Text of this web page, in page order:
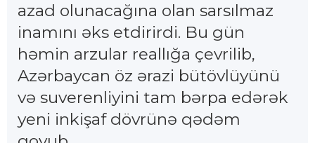
azad olunacağına olan sarsılmaz
inamını əks etdirirdi. Bu gün
həmin arzular reallığa çevrilib,
Azərbaycan öz ərazi bütövlüyünü
və suverenliyini tam bərpa edərək
yeni inkişaf dövrünə qədəm